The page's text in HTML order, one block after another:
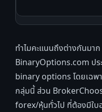
ทำไมคะแนนถึงต่างกันมาก
BinaryOptions.com ปร
binary options โดยเฉพ
กลุ่มนี้ ส่วน
forex/หุ้นทั่วไป ที่ต้องมีใ